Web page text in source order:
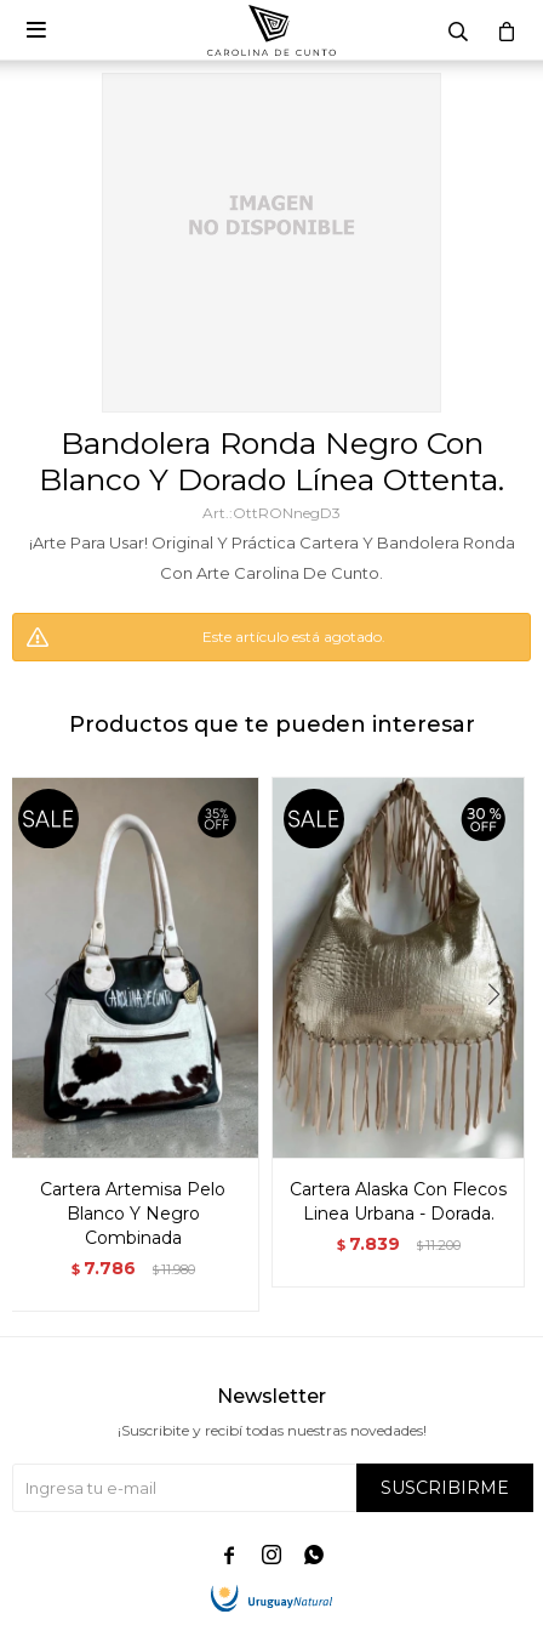

Bandolera Ronda Negro Con
Blanco Y Dorado Línea Ottenta.
OttRONnegD3
¡Arte Para Usar! Original Y Práctica Cartera Y Bandolera Ronda
Con Arte Carolina De Cunto.
Este artículo está agotado.
Productos que te pueden interesar
Cartera Artemisa Pelo
Blanco Y Negro
Combinada
$ 7.786 $11.980
Cartera Alaska Con Flecos
Linea Urbana - Dorada.
$ 7.839 $11.200
Newsletter
¡Suscribite y recibí todas nuestras novedades!
SUSCRIBIRME
  